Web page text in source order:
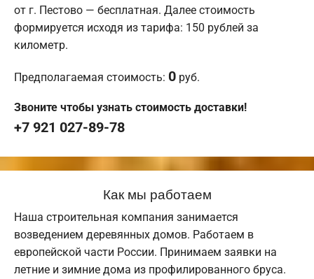
от г. Пестово — бесплатная. Далее стоимость
формируется исходя из тарифа: 150 рублей за
километр.
Предполагаемая стоимость: 0 руб.
Звоните чтобы узнать стоимость доставки!
+7 921 027-89-78
Как мы работаем
Наша строительная компания занимается
возведением деревянных домов. Работаем в
европейской части России. Принимаем заявки на
летние и зимние дома из профилированного бруса.